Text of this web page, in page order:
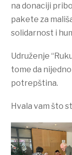
na donaciji
pakete za
solidarnost i
Udruženje
tome da
potrepština.
Hvala vam što